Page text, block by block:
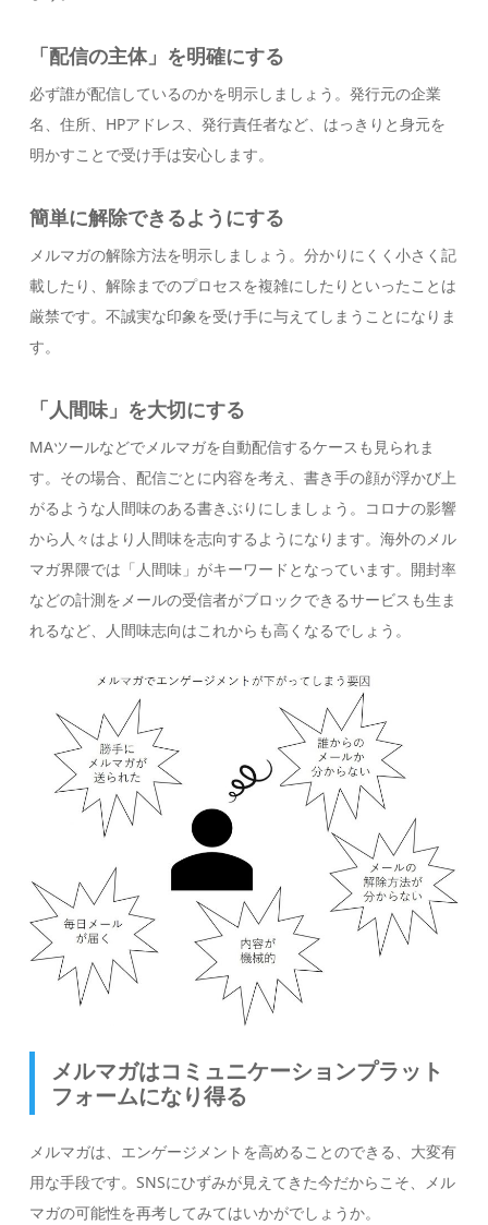
「配信の主体」を明確にする
必ず誰が配信しているのかを明示しましょう。発行元の企業
名、住所、HPアドレス、発行責任者など、はっきりと身元を
明かすことで受け手は安心します。
簡単に解除できるようにする
メルマガの解除方法を明示しましょう。分かりにくく小さく記
載したり、解除までのプロセスを複雑にしたりといったことは
厳禁です。不誠実な印象を受け手に与えてしまうことになりま
す。
「人間味」を大切にする
MAツールなどでメルマガを自動配信するケースも見られま
す。その場合、配信ごとに内容を考え、書き手の顔が浮かび上
がるような人間味のある書きぶりにしましょう。コロナの影響
から人々はより人間味を志向するようになります。海外のメル
マガ界隈では「人間味」がキーワードとなっています。開封率
などの計測をメールの受信者がブロックできるサービスも生ま
れるなど、人間味志向はこれからも高くなるでしょう。
メルマガはコミュニケーションプラット
フォームになり得る
メルマガは、エンゲージメントを高めることのできる、大変有
用な手段です。SNSにひずみが見えてきた今だからこそ、メル
マガの可能性を再考してみてはいかがでしょうか。